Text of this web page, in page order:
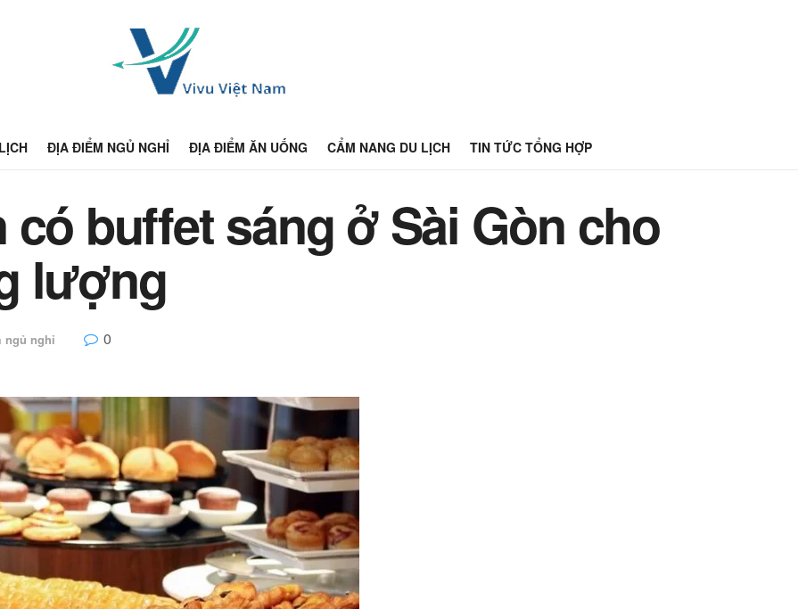
ĐỊA ĐIỂM NGỦ NGHỈ ĐỊA ĐIỂM ĂN UỐNG CẨM NANG DU LỊCH TIN TỨC TỔNG HỢP
có buffet sáng ở Sài Gòn cho
lượng
ngủ nghỉ 0